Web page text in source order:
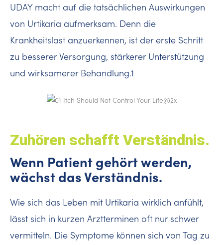
UDAY macht auf die tatsächlichen Auswirkungen
von Urtikaria aufmerksam. Denn die
Krankheitslast anzuerkennen, ist der erste Schritt
zu besserer Versorgung, stärkerer Unterstützung
und wirksamerer Behandlung.1
Zuhören schafft Verständnis.
Wenn Patient gehört werden,
wächst das Verständnis.
Wie sich das Leben mit Urtikaria wirklich anfühlt,
lässt sich in kurzen Arztterminen oft nur schwer
vermitteln. Die Symptome können sich von Tag zu